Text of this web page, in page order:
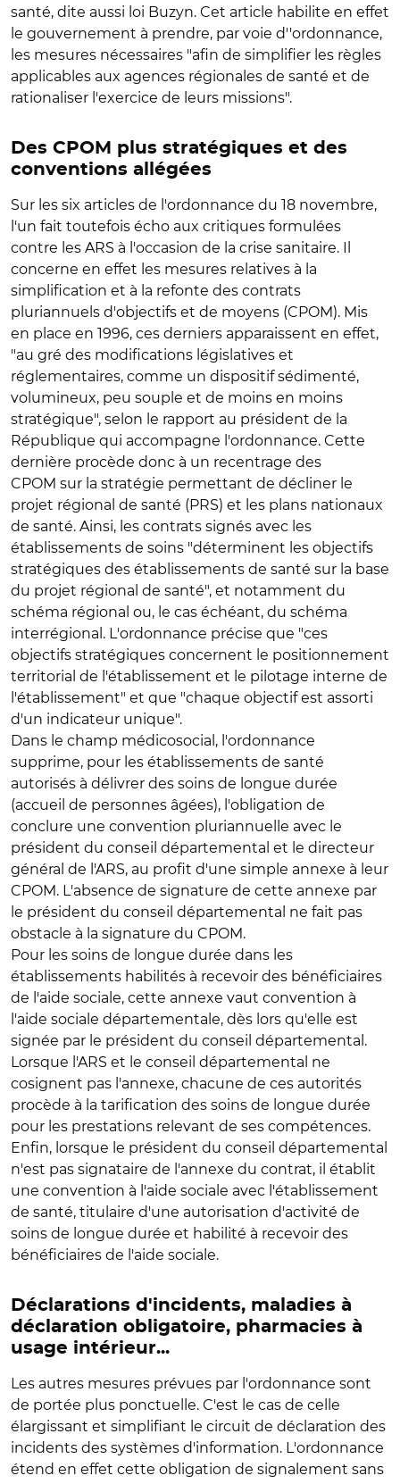
santé, dite aussi loi Buzyn. Cet article habilite en effet
le gouvernement à prendre, par voie d''ordonnance,
les mesures nécessaires "afin de simplifier les règles
applicables aux agences régionales de santé et de
rationaliser l'exercice de leurs missions".
Des CPOM plus stratégiques et des
conventions allégées
Sur les six articles de l'ordonnance du 18 novembre,
l'un fait toutefois écho aux critiques formulées
contre les ARS à l'occasion de la crise sanitaire. Il
concerne en effet les mesures relatives à la
simplification et à la refonte des contrats
pluriannuels d'objectifs et de moyens (CPOM). Mis
en place en 1996, ces derniers apparaissent en effet,
"au gré des modifications législatives et
réglementaires, comme un dispositif sédimenté,
volumineux, peu souple et de moins en moins
stratégique", selon le rapport au président de la
République qui accompagne l'ordonnance. Cette
dernière procède donc à un recentrage des
CPOM sur la stratégie permettant de décliner le
projet régional de santé (PRS) et les plans nationaux
de santé. Ainsi, les contrats signés avec les
établissements de soins "déterminent les objectifs
stratégiques des établissements de santé sur la base
du projet régional de santé", et notamment du
schéma régional ou, le cas échéant, du schéma
interrégional. L'ordonnance précise que "ces
objectifs stratégiques concernent le positionnement
territorial de l'établissement et le pilotage interne de
l'établissement" et que "chaque objectif est assorti
d'un indicateur unique".
Dans le champ médicosocial, l'ordonnance
supprime, pour les établissements de santé
autorisés à délivrer des soins de longue durée
(accueil de personnes âgées), l'obligation de
conclure une convention pluriannuelle avec le
président du conseil départemental et le directeur
général de l'ARS, au profit d'une simple annexe à leur
CPOM. L'absence de signature de cette annexe par
le président du conseil départemental ne fait pas
obstacle à la signature du CPOM.
Pour les soins de longue durée dans les
établissements habilités à recevoir des bénéficiaires
de l'aide sociale, cette annexe vaut convention à
l'aide sociale départementale, dès lors qu'elle est
signée par le président du conseil départemental.
Lorsque l'ARS et le conseil départemental ne
cosignent pas l'annexe, chacune de ces autorités
procède à la tarification des soins de longue durée
pour les prestations relevant de ses compétences.
Enfin, lorsque le président du conseil départemental
n'est pas signataire de l'annexe du contrat, il établit
une convention à l'aide sociale avec l'établissement
de santé, titulaire d'une autorisation d'activité de
soins de longue durée et habilité à recevoir des
bénéficiaires de l'aide sociale.
Déclarations d'incidents, maladies à
déclaration obligatoire, pharmacies à
usage intérieur...
Les autres mesures prévues par l'ordonnance sont
de portée plus ponctuelle. C'est le cas de celle
élargissant et simplifiant le circuit de déclaration des
incidents des systèmes d'information. L'ordonnance
étend en effet cette obligation de signalement sans